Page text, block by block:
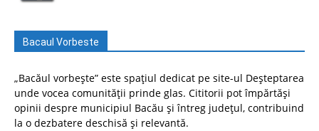
Bacaul Vorbeste
„Bacăul vorbește” este spațiul dedicat pe site-ul Deșteptarea
unde vocea comunității prinde glas. Cititorii pot împărtăși
opinii despre municipiul Bacău și întreg județul, contribuind
la o dezbatere deschisă și relevantă.